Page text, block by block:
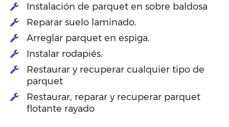
Instalación de parquet en sobre baldosa
Reparar suelo laminado.
Arreglar parquet en espiga.
Instalar rodapiés.
Restaurar y recuperar cualquier tipo de
parquet
Restaurar, reparar y recuperar parquet
flotante rayado